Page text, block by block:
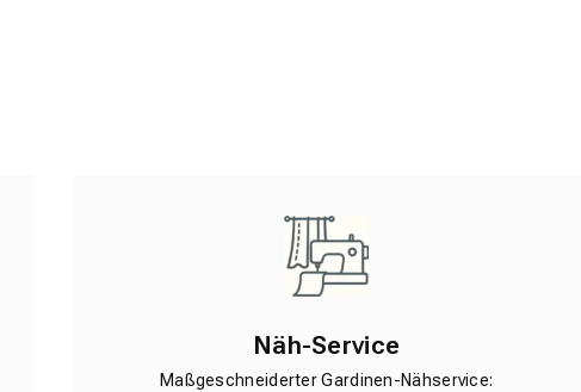
Näh-Service
Maßgeschneiderter Gardinen-Nähservice: